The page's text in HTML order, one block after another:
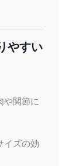
やすい
や関節に
イズの効